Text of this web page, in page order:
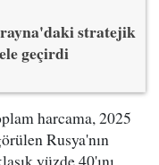
stratejik
geçirdi
harcama, 2025
Rusya'nın
yüzde 40'ını